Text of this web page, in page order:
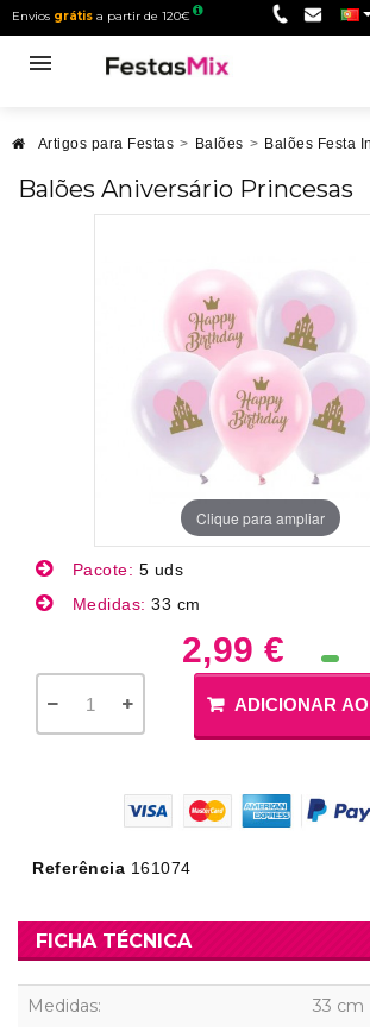
Envios grátis a partir de 120€
Artigos para Festas > Balões > Balões Festa
Balões Aniversário Princesas
Clique para ampliar
Pacote: 5 uds
Medidas: 33 cm
2,99 €
ADICIONAR
Referência 161074
FICHA TÉCNICA
Medidas: 33 cm